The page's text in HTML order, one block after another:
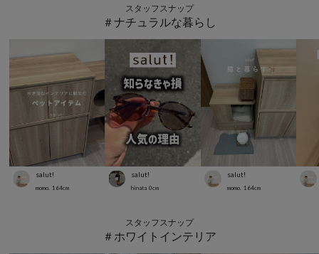
スタッフスナップ
＃ナチュラルな暮らし
salut!
momo. 164cm
salut!
hinata 0cm
salut!
momo. 164cm
スタッフスナップ
＃ホワイトインテリア